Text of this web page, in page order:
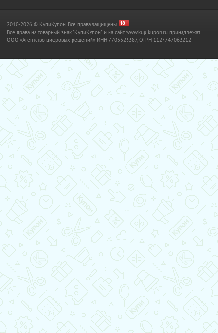
2010-2026 © КупиКупон. Все права защищены.
Все права на товарный знак "КупиКупон" и на сайт www.kupikupon.ru принадлежат
OOO «Агентство цифровых решений» ИНН 7705523387, ОГРН 1127747063212